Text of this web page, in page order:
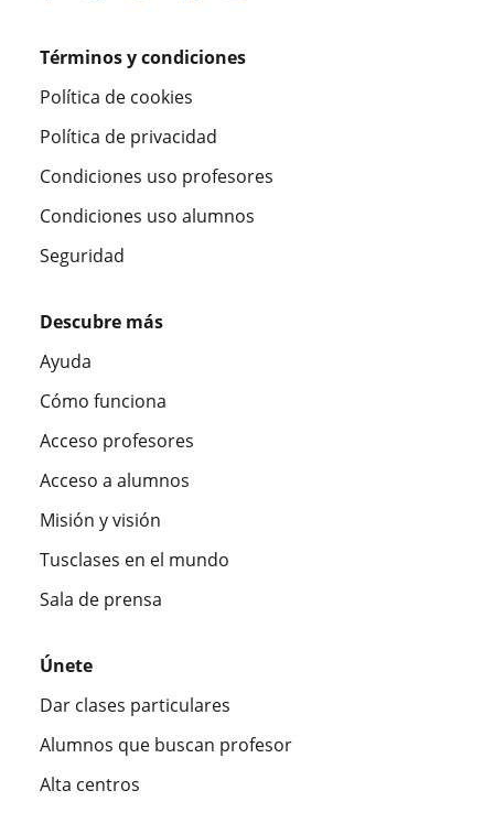
Términos y condiciones
Política de cookies
Política de privacidad
Condiciones uso profesores
Condiciones uso alumnos
Seguridad
Descubre más
Ayuda
Cómo funciona
Acceso profesores
Acceso a alumnos
Misión y visión
Tusclases en el mundo
Sala de prensa
Únete
Dar clases particulares
Alumnos que buscan profesor
Alta centros